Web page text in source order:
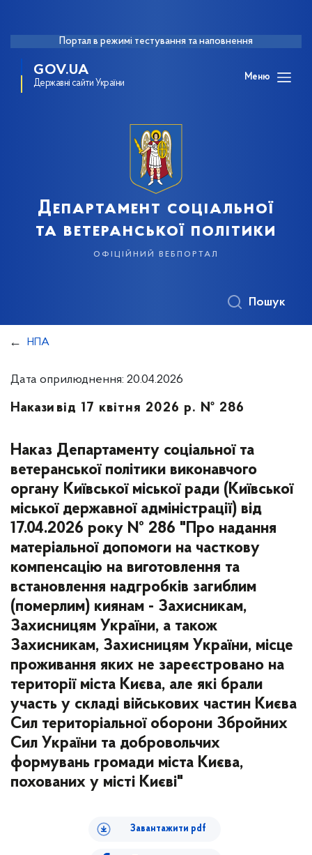
Портал в режимі тестування та наповнення
GOV.UA
Державні сайти України
Меню
Департамент соціальної
та ветеранської політики
офіційний вебпортал
Пошук
НПА
Дата оприлюднення: 20.04.2026
Накази від 17 квітня 2026 р. № 286
Наказ Департаменту соціальної та
ветеранської політики виконавчого
органу Київської міської ради (Київської
міської державної адміністрації) від
17.04.2026 року № 286 "Про надання
матеріальної допомоги на часткову
компенсацію на виготовлення та
встановлення надгробків загиблим
(померлим) киянам - Захисникам,
Захисницям України, а також
Захисникам, Захисницям України, місце
проживання яких не зареєстровано на
території міста Києва, але які брали
участь у складі військових частин Києва
Сил територіальної оборони Збройних
Сил України та добровольчих
формувань громади міста Києва,
похованих у місті Києві"
Завантажити pdf